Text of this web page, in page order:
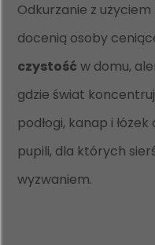
Odkurzanie z
docenią osoby
czystość w domu,
gdzie świat
podłogi, kanap i
pupili, dla których
wyzwaniem.